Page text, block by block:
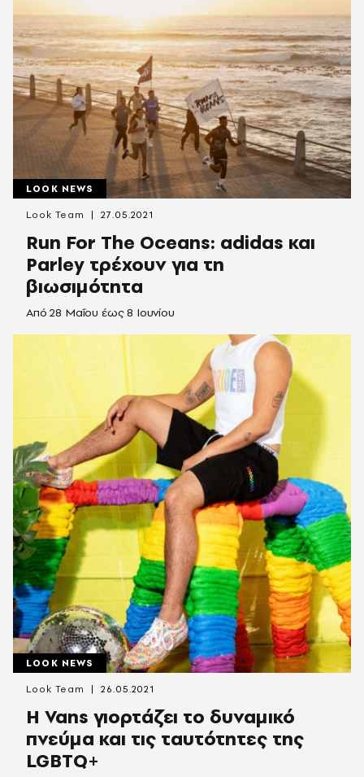
LOOK NEWS
Run For The Oceans: adidas και
Parley τρέχουν για τη
βιωσιμότητα
Από 28 Μαΐου έως 8 Ιουνίου
Look Team 27.05.2021
LOOK NEWS
H Vans γιορτάζει το δυναμικό
πνεύμα και τις ταυτότητες της
LGBTQ+
Look Team 26.05.2021